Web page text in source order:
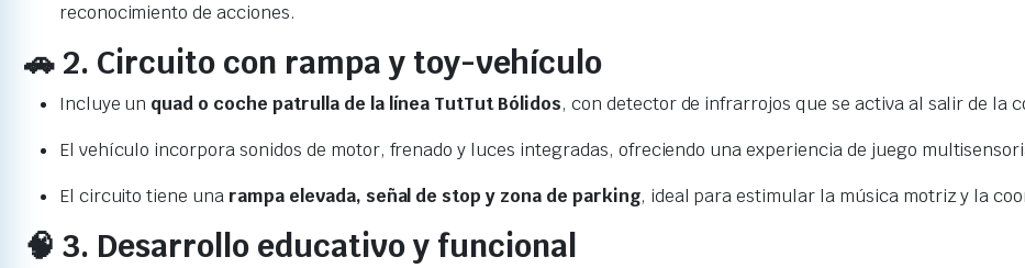
reconocimiento de acciones.
🚗 2. Circuito con rampa y toy-vehículo
Incluye un quad o coche patrulla de la línea TutTut Bólidos, con detector de infrarrojos que se activa al salir de la
El vehículo incorpora sonidos de motor, frenado y luces integradas, ofreciendo una experiencia de juego
El circuito tiene una rampa elevada, señal de stop y zona de parking, ideal para estimular la música motriz y la
🧠 3. Desarrollo educativo y funcional